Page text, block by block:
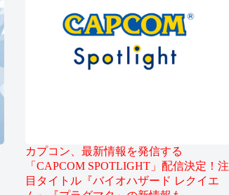
カプコン、最新情報を発信する
「CAPCOM SPOTLIGHT」配信決定！注
目タイトル『バイオハザード レクイエ